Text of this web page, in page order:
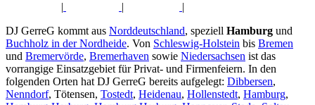
| |
|
DJ GerreG kommt aus Norddeutschland, speziell Hamburg und
Buchholz in der Nordheide. Von Schleswig-Holstein bis Bremen
und Bremervörde, Bremerhaven sowie Niedersachsen ist das
vorrangige Einsatzgebiet für Privat- und Firmenfeiern. In den
folgenden Orten hat DJ GerreG bereits aufgelegt: Dibbersen,
Nenndorf, Tötensen, Tostedt, Heidenau, Hollenstedt, Hamburg,